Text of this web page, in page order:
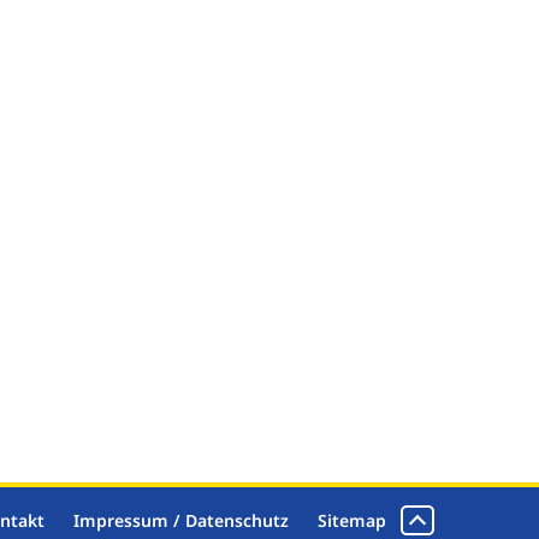
Impressum / Datenschutz Sitemap